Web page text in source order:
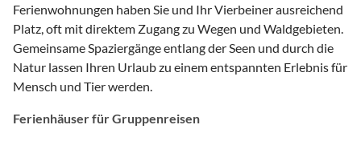
Ferienwohnungen haben Sie und Ihr Vierbeiner ausreichend
Platz, oft mit direktem Zugang zu Wegen und Waldgebieten.
Gemeinsame Spaziergänge entlang der Seen und durch die
Natur lassen Ihren Urlaub zu einem entspannten Erlebnis für
Mensch und Tier werden.
Ferienhäuser für Gruppenreisen